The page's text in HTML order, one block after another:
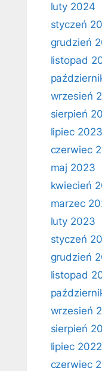
luty 2024
styczeń
grudzień
listopad
wrzesień
sierpień
lipiec 2023
czerwiec
maj 2023
kwiecień
marzec
luty 2023
styczeń
grudzień
listopad
wrzesień
sierpień
lipiec 2022
czerwiec